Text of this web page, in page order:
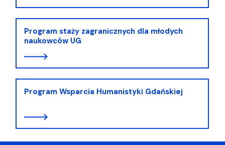
Program staży zagranicznych dla młodych
naukowców UG
Program Wsparcia Humanistyki Gdańskiej